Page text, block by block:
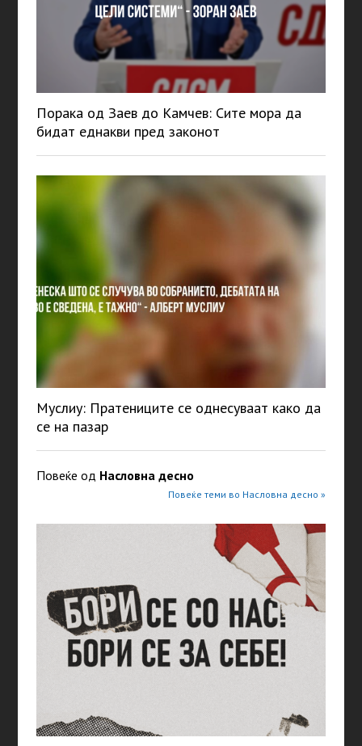
Порака од Заев до Камчев: Сите мора да
бидат еднакви пред законот
Муслиу: Пратениците се однесуваат како да
се на пазар
Повеќе од Насловна десно
Повеќе теми во Насловна десно »